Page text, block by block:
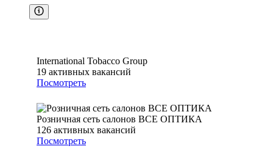
International Tobacco Group
19 активных вакансий
Посмотреть
Розничная сеть салонов ВСЕ ОПТИКА
126 активных вакансий
Посмотреть